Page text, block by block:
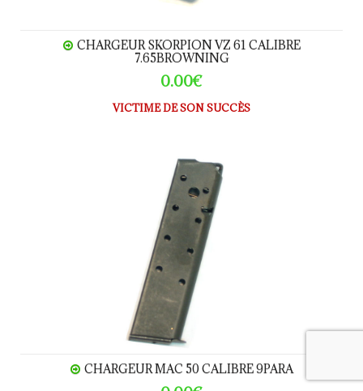
CHARGEUR SKORPION VZ 61 CALIBRE
7.65BROWNING
0.00€
VICTIME DE SON SUCCÈS
Chargeur MAC 50 calibre 9Para
CHARGEUR MAC 50 CALIBRE 9PARA